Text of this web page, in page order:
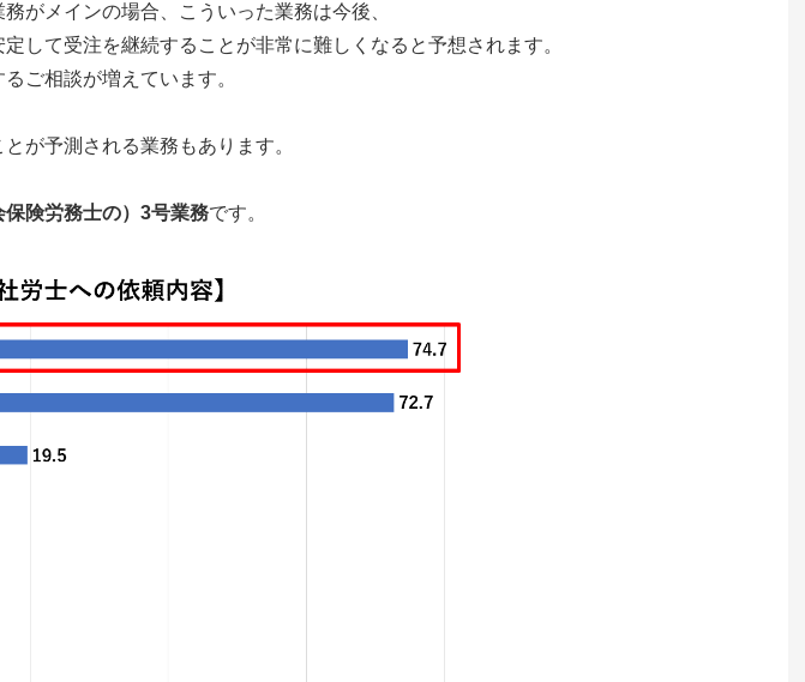
がメインの場合、こういった業務は今後、
して受注を継続することが非常に難しくなると予想されます。
ご相談が増えています。
が予測される業務もあります。
保険労務士の）3号業務です。